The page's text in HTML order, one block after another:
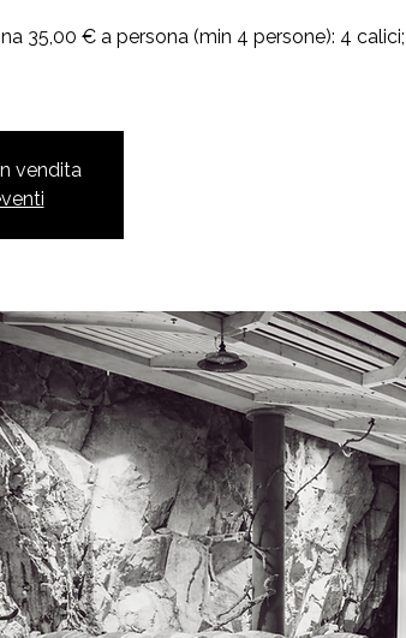
35,00 € a persona (min 4 persone): 4 calici;
vendita